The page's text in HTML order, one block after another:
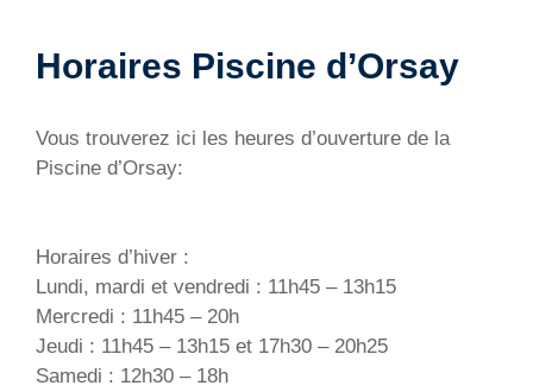
Horaires Piscine d’Orsay
Vous trouverez ici les heures d’ouverture de la
Piscine d’Orsay:
Horaires d’hiver :
Lundi, mardi et vendredi : 11h45 – 13h15
Mercredi : 11h45 – 20h
Jeudi : 11h45 – 13h15 et 17h30 – 20h25
Samedi : 12h30 – 18h